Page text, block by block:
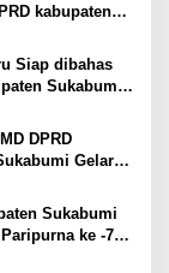
kabupaten
harga
di para penjual.
Siap dibahas
Sukabumi
DPRD
Gelar
Sukabumi
ke -7